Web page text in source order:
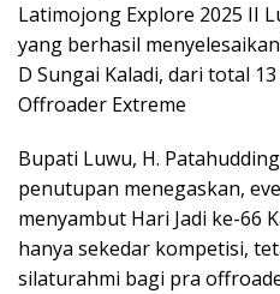
Latimojong Explore 2025 II
yang berhasil
D Sungai Kaladi, dari total
Offroader Extreme
Bupati Luwu, H.
penutupan menegaskan,
menyambut Hari Jadi ke-66
hanya sekedar kompetisi,
silaturahmi bagi pra